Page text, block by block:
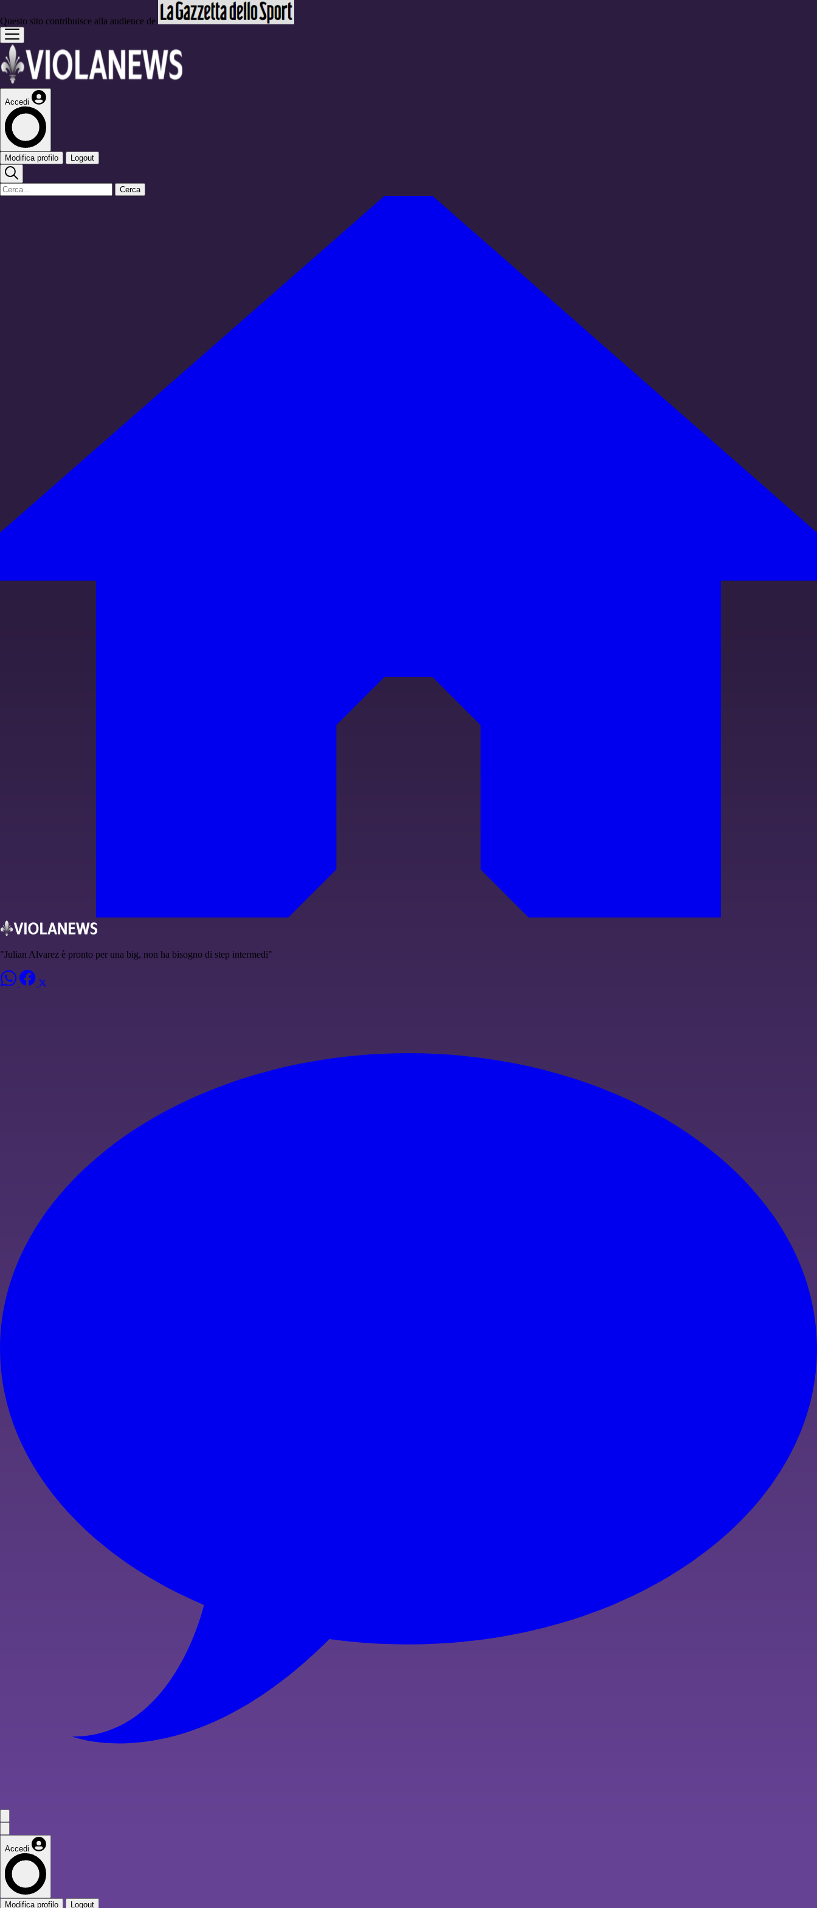
Questo sito contribuisce alla audience de
Accedi
Modifica profilo Logout
Cerca
"Julian Alvarez è pronto per una big, non ha bisogno di step intermedi"
Accedi
Modifica profilo Logout